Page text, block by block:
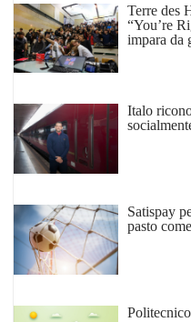
Terre des
“You’re
impara da
Italo
Satispay
pasto